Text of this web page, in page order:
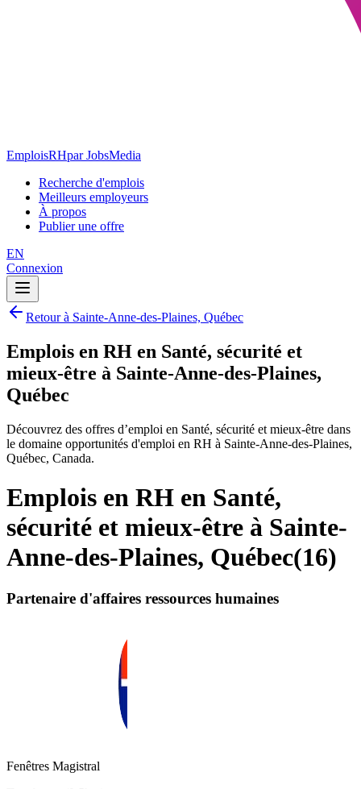
EmploisRHpar JobsMedia
Recherche d'emplois
Meilleurs employeurs
À propos
Publier une offre
EN
Connexion
Retour à Sainte-Anne-des-Plaines, Québec
Emplois en RH en Santé, sécurité et
mieux-être à Sainte-Anne-des-Plaines,
Québec
Découvrez des offres d’emploi en Santé, sécurité et mieux-être dans
le domaine opportunités d'emploi en RH à Sainte-Anne-des-Plaines,
Québec, Canada.
Emplois en RH en Santé,
sécurité et mieux-être à Sainte-
Anne-des-Plaines, Québec(16)
Partenaire d'affaires ressources humaines
Fenêtres Magistral